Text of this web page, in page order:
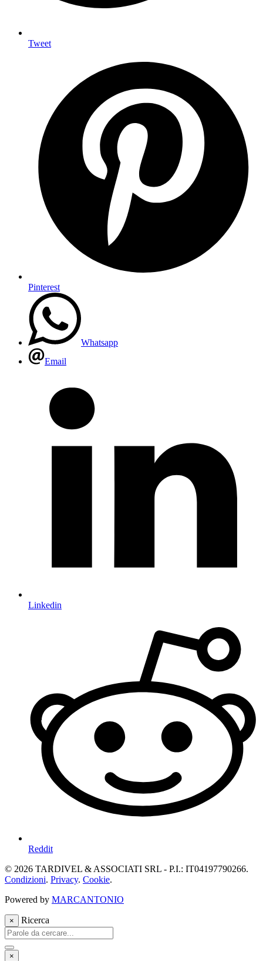
Tweet
Pinterest
Whatsapp
Email
Linkedin
Reddit
© 2026 TARDIVEL & ASSOCIATI SRL - P.I.: IT04197790266.
Condizioni. Privacy. Cookie.
Powered by MARCANTONIO
× Ricerca
×